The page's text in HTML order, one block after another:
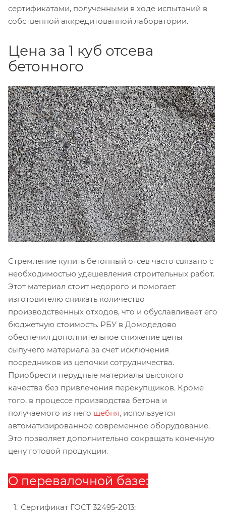
сертификатами, полученными в ходе испытаний в
собственной аккредитованной лаборатории.
Цена за 1 куб отсева
бетонного
Стремление купить бетонный отсев часто связано с
необходимостью удешевления строительных работ.
Этот материал стоит недорого и помогает
изготовителю снижать количество
производственных отходов, что и обуславливает его
бюджетную стоимость. РБУ в Домодедово
обеспечил дополнительное снижение цены
сыпучего материала за счет исключения
посредников из цепочки сотрудничества.
Приобрести нерудные материалы высокого
качества без привлечения перекупщиков. Кроме
того, в процессе производства бетона и
получаемого из него щебня, используется
автоматизированное современное оборудование.
Это позволяет дополнительно сокращать конечную
цену готовой продукции.
О перевалочной базе:
Сертификат ГОСТ 32495-2013;